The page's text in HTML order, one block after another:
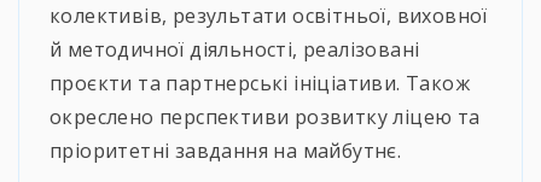
колективів, результати освітньої, виховної
й методичної діяльності, реалізовані
проєкти та партнерські ініціативи. Також
окреслено перспективи розвитку ліцею та
пріоритетні завдання на майбутнє.